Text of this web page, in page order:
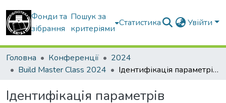
Фонди та
зібрання
Пошук за
критеріями
Статистика Увійти
Головна Конференції
2024
Build Master Class 2024
Ідентифікація параметрів одиночної палі з використанням модифікованого закону Кулона – Мора у програмному комплексі «Midas GTS NX»
Ідентифікація параметрів